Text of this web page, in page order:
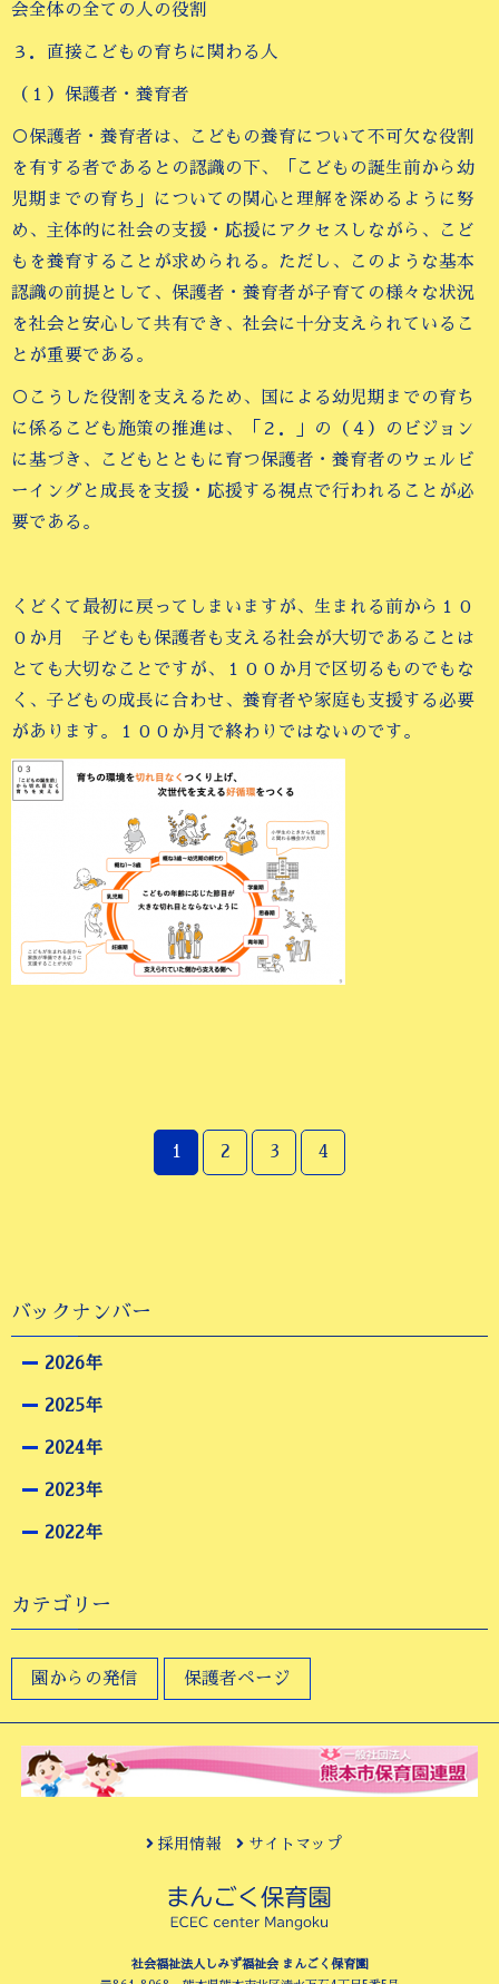
会全体の全ての人の役割
３．直接こどもの育ちに関わる人
（１）保護者・養育者
○保護者・養育者は、こどもの養育について不可欠な役割
を有する者であるとの認識の下、「こどもの誕生前から幼
児期までの育ち」についての関心と理解を深めるように努
め、主体的に社会の支援・応援にアクセスしながら、こど
もを養育することが求められる。ただし、このような基本
認識の前提として、保護者・養育者が子育ての様々な状況
を社会と安心して共有でき、社会に十分支えられているこ
とが重要である。
○こうした役割を支えるため、国による幼児期までの育ち
に係るこども施策の推進は、「２．」の（４）のビジョン
に基づき、こどもとともに育つ保護者・養育者のウェルビ
ーイングと成長を支援・応援する視点で行われることが必
要である。
くどくて最初に戻ってしまいますが、生まれる前から１０
０か月 子どもも保護者も支える社会が大切であることは
とても大切なことですが、１００か月で区切るものでもな
く、子どもの成長に合わせ、養育者や家庭も支援する必要
があります。１００か月で終わりではないのです。
1 2 3 4
バックナンバー
2026年
2025年
2024年
2023年
2022年
カテゴリー
園からの発信 保護者ページ
採用情報 サイトマップ
社会福祉法人しみず福祉会 まんごく保育園